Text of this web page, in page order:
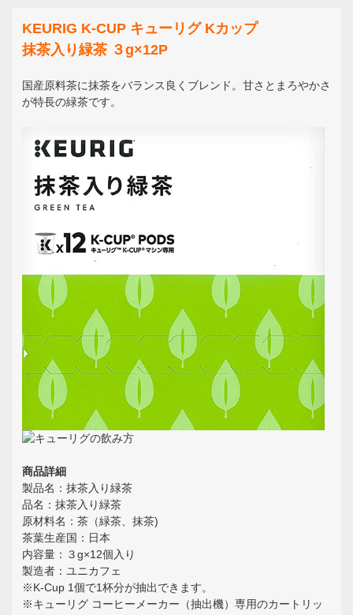
KEURIG K-CUP キューリグ Kカップ
抹茶入り緑茶 ３g×12P
国産原料茶に抹茶をバランス良くブレンド。甘さとまろやかさ
が特長の緑茶です。
商品詳細
製品名：抹茶入り緑茶
品名：抹茶入り緑茶
原材料名：茶（緑茶、抹茶)
茶葉生産国：日本
内容量：３g×12個入り
製造者：ユニカフェ
※K-Cup 1個で1杯分が抽出できます。
※キューリグ コーヒーメーカー（抽出機）専用のカートリッ